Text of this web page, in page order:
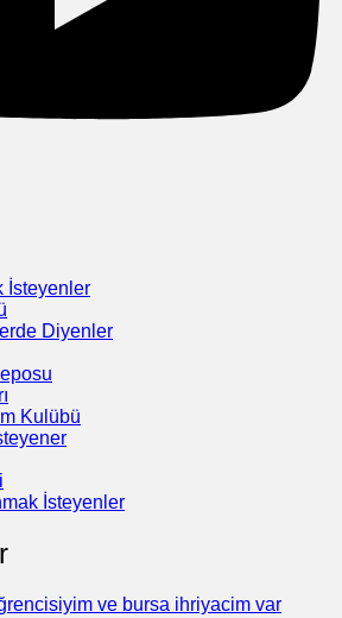
İsteyenler
Diyenler
Kulübü
İsteyenler
ve bursa ihriyacim var